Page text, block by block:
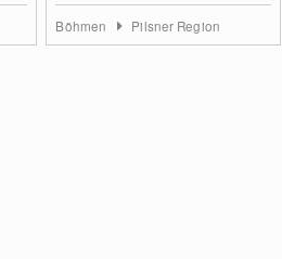
Böhmen Pilsner Region